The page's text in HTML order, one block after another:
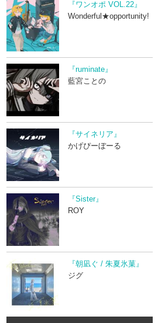
『ワンオポ VOL.22』
Wonderful★opportunity!
『ruminate』
藍宮ことの
『サイネリア』
かげぴーぼーる
『Sister』
ROY
『朝凪ぐ / 朱夏氷菓』
ジグ